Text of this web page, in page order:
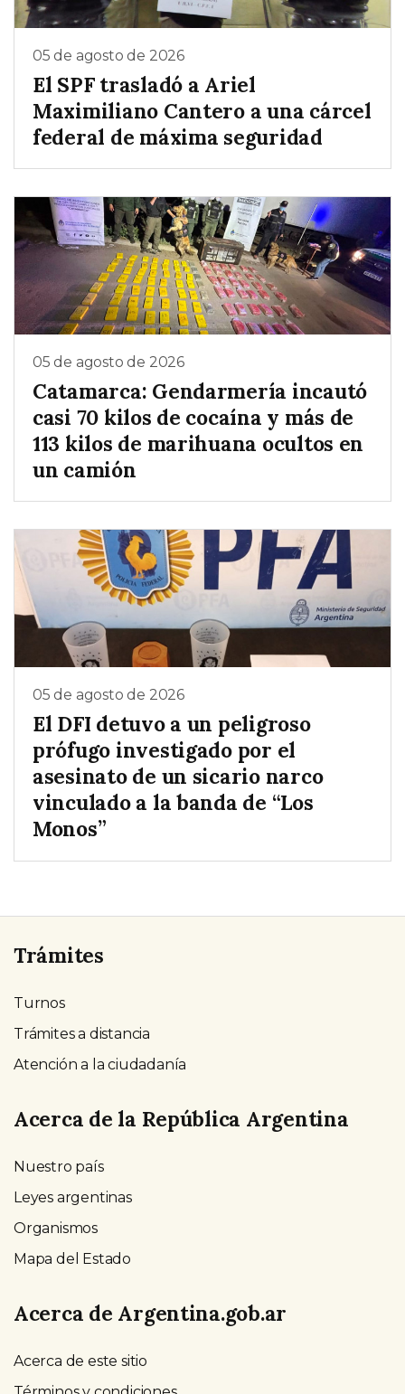
05 de agosto de 2026
El SPF trasladó a Ariel
Maximiliano Cantero a una cárcel
federal de máxima seguridad
05 de agosto de 2026
Catamarca: Gendarmería incautó
casi 70 kilos de cocaína y más de
113 kilos de marihuana ocultos en
un camión
05 de agosto de 2026
El DFI detuvo a un peligroso
prófugo investigado por el
asesinato de un sicario narco
vinculado a la banda de “Los
Monos”
Trámites
Turnos
Trámites a distancia
Atención a la ciudadanía
Acerca de la República Argentina
Nuestro país
Leyes argentinas
Organismos
Mapa del Estado
Acerca de Argentina.gob.ar
Acerca de este sitio